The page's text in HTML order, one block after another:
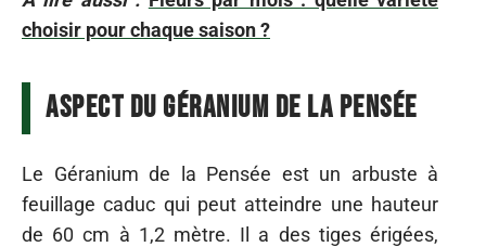
choisir pour chaque saison ?
Aspect du Géranium de la Pensée
Le Géranium de la Pensée est un arbuste à
feuillage caduc qui peut atteindre une hauteur
de 60 cm à 1,2 mètre. Il a des tiges érigées,